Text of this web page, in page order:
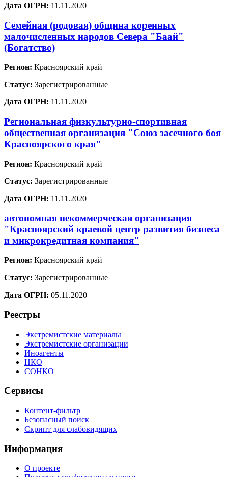
Дата ОГРН: 11.11.2020
Семейная (родовая) община коренных
малочисленных народов Севера "Баай"
(Богатство)
Регион: Красноярский край
Статус: Зарегистрированные
Дата ОГРН: 11.11.2020
Региональная физкультурно-спортивная
общественная организация "Союз засечного боя
Красноярского края"
Регион: Красноярский край
Статус: Зарегистрированные
Дата ОГРН: 11.11.2020
автономная некоммерческая организация
"Красноярский краевой центр развития бизнеса
и микрокредитная компания"
Регион: Красноярский край
Статус: Зарегистрированные
Дата ОГРН: 05.11.2020
Реестры
Экстремистские материалы
Экстремистские организации
Иноагенты
НКО
СОНКО
Сервисы
Контент-фильтр
Безопасный поиск
Скрипт для слабовидящих
Информация
О проекте